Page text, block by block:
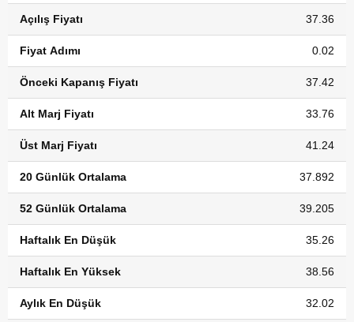
Açılış Fiyatı 37.36
Fiyat Adımı 0.02
Önceki Kapanış Fiyatı 37.42
Alt Marj Fiyatı 33.76
Üst Marj Fiyatı 41.24
20 Günlük Ortalama 37.892
52 Günlük Ortalama 39.205
Haftalık En Düşük 35.26
Haftalık En Yüksek 38.56
Aylık En Düşük 32.02